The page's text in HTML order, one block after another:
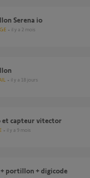
Serena io
il y a 2 mois
il y a 18 jours
et capteur vitector
il y a 9 mois
+ portillon + digicode